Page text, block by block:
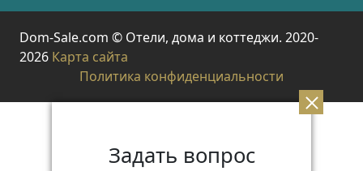
Dom-Sale.com © Отели, дома и коттеджи. 2020-
2026 Карта сайта
Политика конфиденциальности
Задать вопрос